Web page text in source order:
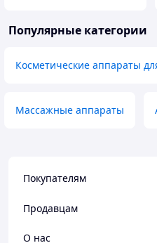
Популярные категории
Косметические аппараты
Массажные аппараты
Покупателям
Продавцам
О нас